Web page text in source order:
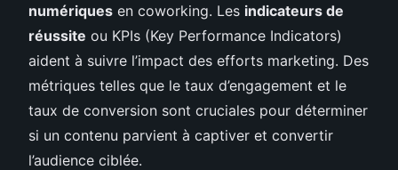
numériques en coworking. Les indicateurs de
réussite ou KPIs (Key Performance Indicators)
aident à suivre l’impact des efforts marketing. Des
métriques telles que le taux d’engagement et le
taux de conversion sont cruciales pour déterminer
si un contenu parvient à captiver et convertir
l’audience ciblée.